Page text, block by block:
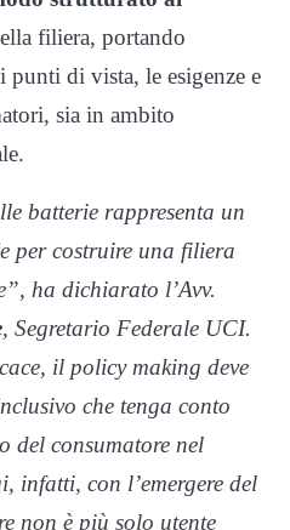
filiera, portando
punti di vista, le esigenze e
sia in ambito
batterie rappresenta un
per costruire una filiera
ha dichiarato l’Avv.
, Segretario Federale UCI.
il policy making deve
che tenga conto
del consumatore nel
infatti, con l’emergere del
non è più solo utente